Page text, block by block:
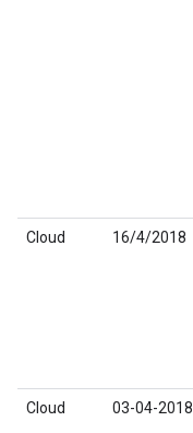
Cloud 16/4/2018
Cloud 03-04-2018